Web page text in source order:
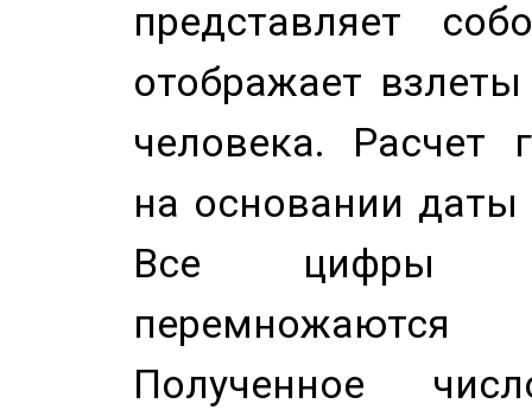
представляет
отображает
человека. Расчет
на основании
Все цифры
Полученное